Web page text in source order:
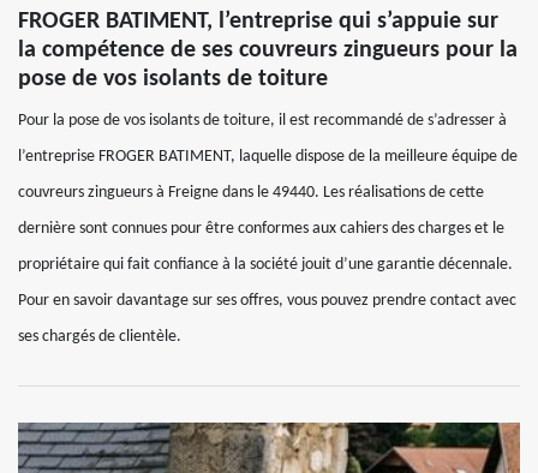
FROGER BATIMENT, l’entreprise qui s’appuie sur
la compétence de ses couvreurs zingueurs pour la
pose de vos isolants de toiture
Pour la pose de vos isolants de toiture, il est recommandé de s’adresser à
l’entreprise FROGER BATIMENT, laquelle dispose de la meilleure équipe de
couvreurs zingueurs à Freigne dans le 49440. Les réalisations de cette
dernière sont connues pour être conformes aux cahiers des charges et le
propriétaire qui fait confiance à la société jouit d’une garantie décennale.
Pour en savoir davantage sur ses offres, vous pouvez prendre contact avec
ses chargés de clientèle.